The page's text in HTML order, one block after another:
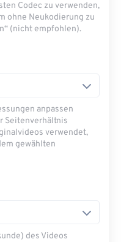
Codec zu verwenden,
ohne Neukodierung zu
(nicht empfohlen).
anpassen
Seitenverhältnis
verwendet,
gewählten
des Videos